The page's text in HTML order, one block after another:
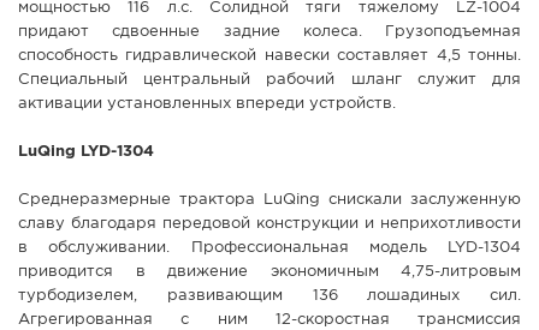
мощностью 116 л.с. Солидной тяги тяжелому LZ-1004
придают сдвоенные задние колеса. Грузоподъемная
способность гидравлической навески составляет 4,5 тонны.
Специальный центральный рабочий шланг служит для
активации установленных впереди устройств.
LuQing LYD-1304
Среднеразмерные трактора LuQing снискали заслуженную
славу благодаря передовой конструкции и неприхотливости
в обслуживании. Профессиональная модель LYD-1304
приводится в движение экономичным 4,75-литровым
турбодизелем, развивающим 136 лошадиных сил.
Агрегированная с ним 12-скоростная трансмиссия